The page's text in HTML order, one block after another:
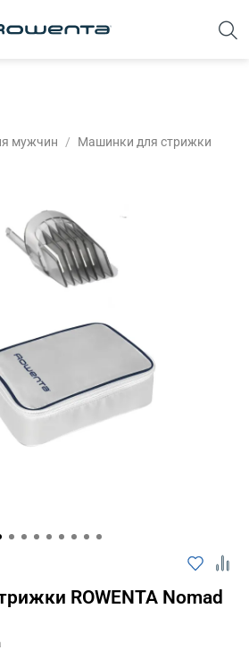
мужчин Машинки для стрижки
ROWENTA Nomad
сегодня только
75% будут
2 недели